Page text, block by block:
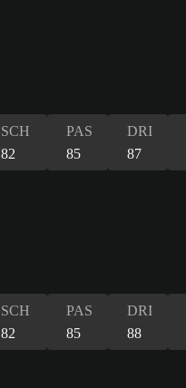
SCH
82
PAS
85
DRI
87
SCH
82
PAS
85
DRI
88